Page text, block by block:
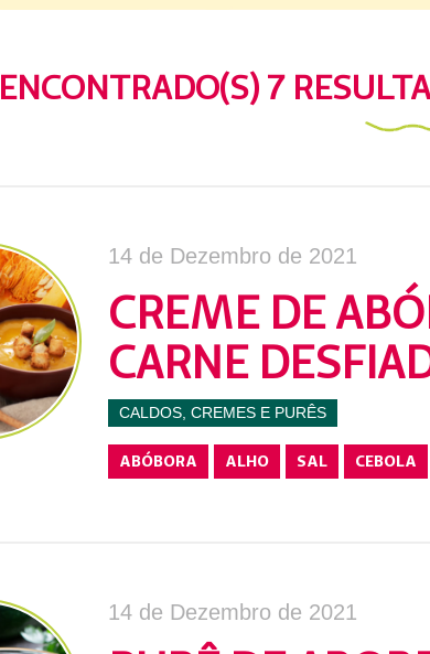
ENCONTRADO(S) 7
14 de Dezembro de 2021
CREME DE
CARNE
CALDOS, CREMES E PURÊS
ABÓBORA ALHO SAL CEBOLA
14 de Dezembro de 2021